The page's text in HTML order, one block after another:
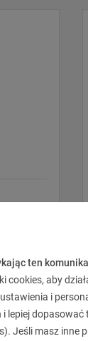
ten
cookies, aby
i
lepiej
Jeśli masz inne